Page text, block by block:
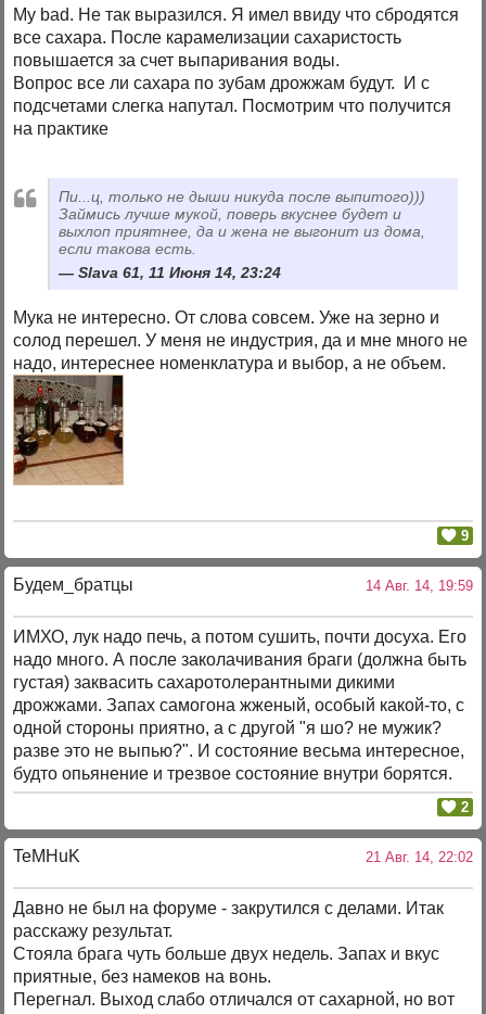
My bad. Не так выразился. Я имел ввиду что сбродятся
все сахара. После карамелизации сахаристость
повышается за счет выпаривания воды.
Вопрос все ли сахара по зубам дрожжам будут. И с
подсчетами слегка напутал. Посмотрим что получится
на практике
Пи...ц, только не дыши никуда после выпитого)))
Займись лучше мукой, поверь вкуснее будет и
выхлоп приятнее, да и жена не выгонит из дома,
если такова есть.
Slava 61, 11 Июня 14, 23:24
Мука не интересно. От слова совсем. Уже на зерно и
солод перешел. У меня не индустрия, да и мне много не
надо, интереснее номенклатура и выбор, а не объем.
9
Будем_братцы 14 Авг. 14, 19:59
ИМХО, лук надо печь, а потом сушить, почти досуха. Его
надо много. А после заколачивания браги (должна быть
густая) заквасить сахаротолерантными дикими
дрожжами. Запах самогона жженый, особый какой-то, с
одной стороны приятно, а с другой "я шо? не мужик?
разве это не выпью?". И состояние весьма интересное,
будто опьянение и трезвое состояние внутри борятся.
2
TeMHuK 21 Авг. 14, 22:02
Давно не был на форуме - закрутился с делами. Итак
расскажу результат.
Стояла брага чуть больше двух недель. Запах и вкус
приятные, без намеков на вонь.
Перегнал. Выход слабо отличался от сахарной, но вот